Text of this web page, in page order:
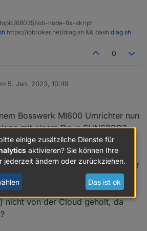
68035/iob-node-fix-skript
https://iobroker.net/diag.sh && bash diag.sh
0
5. Jan. 2023, 10:49
von
Bosswerk MI600 Umrichter nun
mit einem Deye SUN600G3
kompatibel mit Solarmanapp)
Jetzt ist mir aufgefallen,
mehr Datenpunkte liefert als der
Tagesproduktion etc. fehlen
Umrichter nicht mehr Werte oder
nicht von der Cloud geholt, da
einige zusätzliche Dienste für
aktivieren? Sie können Ihre
jederzeit ändern oder zurückziehen.
Das ist ok